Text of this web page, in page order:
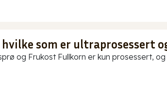
som er ultraprosessert
og Frukost Fullkorn er kun prosessert,